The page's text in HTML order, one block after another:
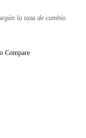
la tasa de cambio
Compare